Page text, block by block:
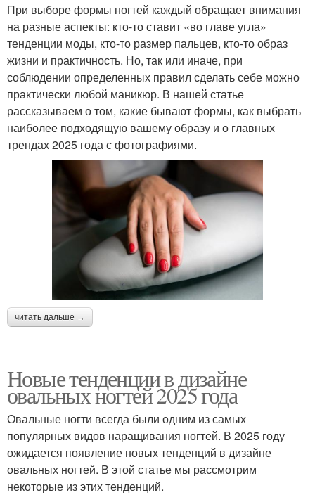
При выборе формы ногтей каждый обращает внимания
на разные аспекты: кто-то ставит «во главе угла»
тенденции моды, кто-то размер пальцев, кто-то образ
жизни и практичность. Но, так или иначе, при
соблюдении определенных правил сделать себе можно
практически любой маникюр. В нашей статье
рассказываем о том, какие бывают формы, как выбрать
наиболее подходящую вашему образу и о главных
трендах 2025 года с фотографиями.
читать дальше →
Новые тенденции в дизайне
овальных ногтей 2025 года
Овальные ногти всегда были одним из самых
популярных видов наращивания ногтей. В 2025 году
ожидается появление новых тенденций в дизайне
овальных ногтей. В этой статье мы рассмотрим
некоторые из этих тенденций.